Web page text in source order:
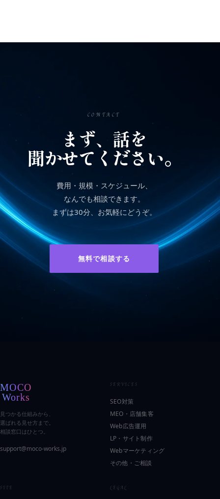
CONTACT
まず、話を
聞かせてください。
費用・規模・スケジュール、
なんでも相談できます。
まずは30分、お気軽にどうぞ。
無料で相談する
見つかる仕組みから、
選ばれる見せ方まで。
相談窓口はひとつ。
support@moco-works.jp
SERVICES
SEO対策
MEO・店舗集客
Web広告運用
LP・サイト制作
Webマーケティング
その他・ご相談
SITE LEGAL